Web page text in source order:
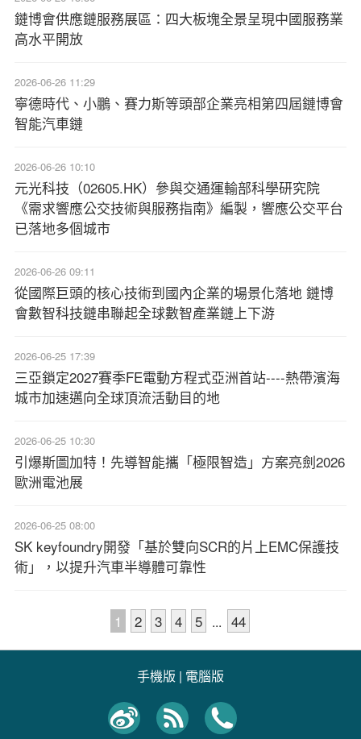
鏈博會供應鏈服務展區：四大板塊全景呈現中國服務業
高水平開放
2026-06-26 11:29
寧德時代、小鵬、賽力斯等頭部企業亮相第四屆鏈博會
智能汽車鏈
2026-06-26 10:10
元光科技（02605.HK）參與交通運輸部科學研究院
《需求響應公交技術與服務指南》編製，響應公交平台
已落地多個城市
2026-06-26 09:11
從國際巨頭的核心技術到國內企業的場景化落地 鏈博
會數智科技鏈串聯起全球數智產業鏈上下游
2026-06-25 17:39
三亞鎖定2027賽季FE電動方程式亞洲首站----熱帶濱海
城市加速邁向全球頂流活動目的地
2026-06-25 10:30
引爆斯圖加特！先導智能攜「極限智造」方案亮劍2026
歐洲電池展
2026-06-25 08:00
SK keyfoundry開發「基於雙向SCR的片上EMC保護技
術」，以提升汽車半導體可靠性
1 2 3 4 5 ... 44
手機版 | 電腦版